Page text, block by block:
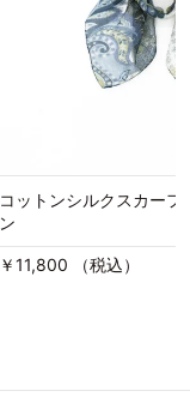
コットンシルクスカーフ
ン
￥11,800 （税込）